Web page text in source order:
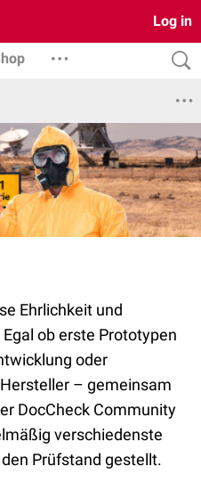
Log in
Ehrlichkeit und
ob erste Prototypen
oder
– gemeinsam
DocCheck Community
verschiedenste
Prüfstand gestellt.